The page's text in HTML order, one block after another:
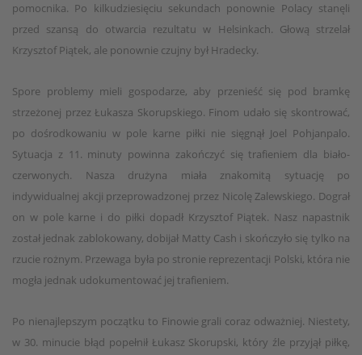
pomocnika. Po kilkudziesięciu sekundach ponownie Polacy stanęli
przed szansą do otwarcia rezultatu w Helsinkach. Głową strzelał
Krzysztof Piątek, ale ponownie czujny był Hradecky.
Spore problemy mieli gospodarze, aby przenieść się pod bramkę
strzeżonej przez Łukasza Skorupskiego. Finom udało się skontrować,
po dośrodkowaniu w pole karne piłki nie sięgnął Joel Pohjanpalo.
Sytuacja z 11. minuty powinna zakończyć się trafieniem dla biało-
czerwonych. Nasza drużyna miała znakomitą sytuację po
indywidualnej akcji przeprowadzonej przez Nicolę Zalewskiego. Dograł
on w pole karne i do piłki dopadł Krzysztof Piątek. Nasz napastnik
został jednak zablokowany, dobijał Matty Cash i skończyło się tylko na
rzucie rożnym. Przewaga była po stronie reprezentacji Polski, która nie
mogła jednak udokumentować jej trafieniem.
Po nienajlepszym początku to Finowie grali coraz odważniej. Niestety,
w 30. minucie błąd popełnił Łukasz Skorupski, który źle przyjął piłkę,